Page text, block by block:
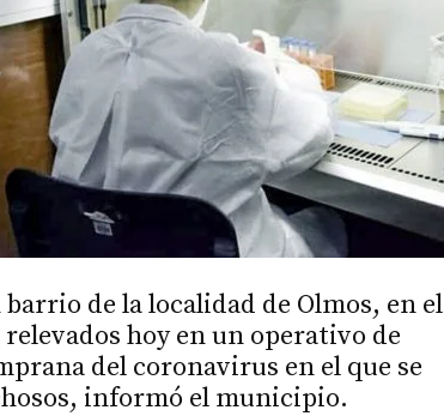
de la localidad de Olmos, en el
hoy en un operativo de
del coronavirus en el que se
informó el municipio.